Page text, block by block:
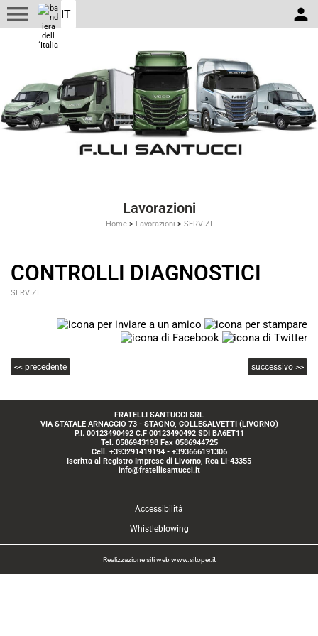
menu person
Lavorazioni
Home > Lavorazioni > SERVIZI
CONTROLLI DIAGNOSTICI
SERVIZI
<< precedente successivo >>
FRATELLI SANTUCCI SRL
VIA STATALE ARNACCIO 73 - STAGNO, COLLESALVETTI (LIVORNO)
P.I. 00123490492 C.F 00123490492 SDI BA6ET11
Tel. 0586943198 Fax 0586944725
Cell. +393291419194 - +393666191306
Iscritta al Registro Imprese di Livorno, Rea LI-43355
info@fratellisantucci.it
Accessibilità
Whistleblowing
Realizzazione siti web www.sitoper.it